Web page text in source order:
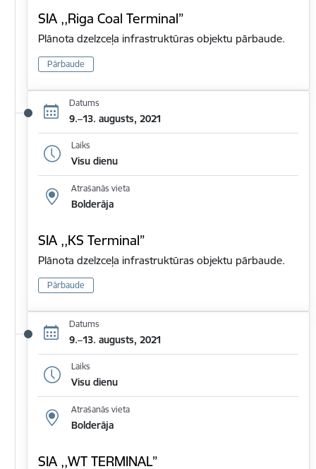
SIA ,,Riga Coal Terminal”
Plānota dzelzceļa infrastruktūras objektu pārbaude.
Pārbaude
Datums
9.–13. augusts, 2021
Laiks
Visu dienu
Atrašanās vieta
Bolderāja
SIA ,,KS Terminal”
Plānota dzelzceļa infrastruktūras objektu pārbaude.
Pārbaude
Datums
9.–13. augusts, 2021
Laiks
Visu dienu
Atrašanās vieta
Bolderāja
SIA ,,WT TERMINAL”